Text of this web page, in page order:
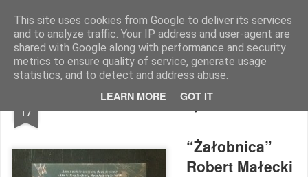
This site uses cookies from Google to deliver its services
and to analyze traffic. Your IP address and user-agent are
shared with Google along with performance and security
metrics to ensure quality of service, generate usage
statistics, and to detect and address abuse.
LEARN MORE GOT IT
paratexterka o książkach i (mo)ich historiach
Pages
17 Jedna wielka tajemnica
“Żałobnica”
Robert Małecki